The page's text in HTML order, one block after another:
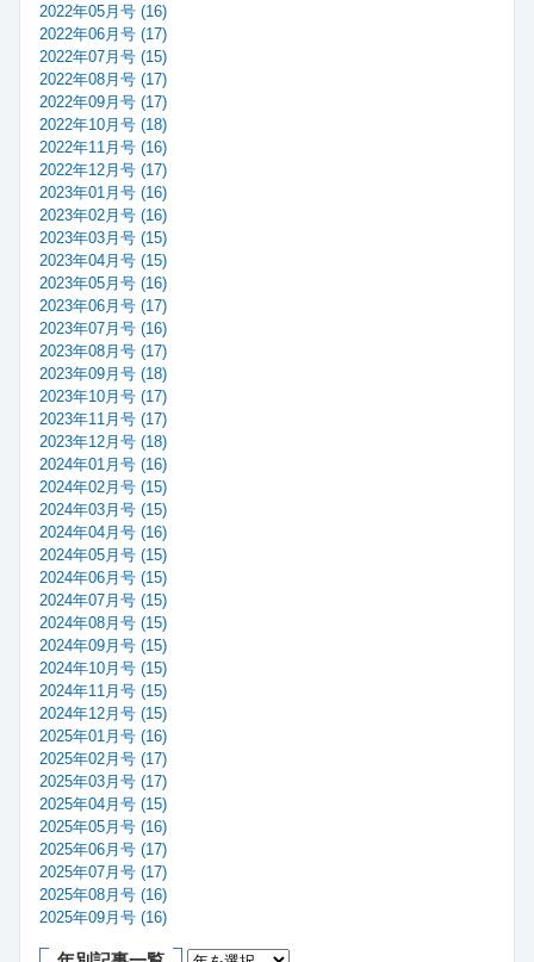
2022年05月号 (16)
2022年06月号 (17)
2022年07月号 (15)
2022年08月号 (17)
2022年09月号 (17)
2022年10月号 (18)
2022年11月号 (16)
2022年12月号 (17)
2023年01月号 (16)
2023年02月号 (16)
2023年03月号 (15)
2023年04月号 (15)
2023年05月号 (16)
2023年06月号 (17)
2023年07月号 (16)
2023年08月号 (17)
2023年09月号 (18)
2023年10月号 (17)
2023年11月号 (17)
2023年12月号 (18)
2024年01月号 (16)
2024年02月号 (15)
2024年03月号 (15)
2024年04月号 (16)
2024年05月号 (15)
2024年06月号 (15)
2024年07月号 (15)
2024年08月号 (15)
2024年09月号 (15)
2024年10月号 (15)
2024年11月号 (15)
2024年12月号 (15)
2025年01月号 (16)
2025年02月号 (17)
2025年03月号 (17)
2025年04月号 (15)
2025年05月号 (16)
2025年06月号 (17)
2025年07月号 (17)
2025年08月号 (16)
2025年09月号 (16)